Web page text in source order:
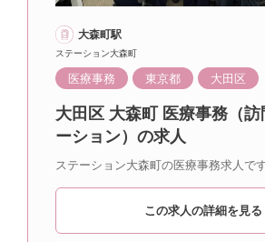
大森町駅
ステーション大森町
医療事務 東京都 大田区
大田区 大森町 医療事務（
ーション）の求人
ステーション大森町の医療事務求人です
この求人の詳細を見る